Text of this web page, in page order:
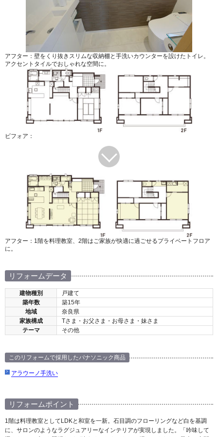
アフター：壁をくり抜きスリムな収納棚と手洗いカウンターを設けたトイレ。
アクセントタイルでおしゃれな空間に。
ビフォア：
アフター：1階を料理教室、2階はご家族が快適に過ごせるプライベートフロア
に。
リフォームデータ
建物種別
戸建て
築年数
築15年
地域
奈良県
家族構成
Tさま・お父さま・お母さま・妹さま
テーマ
その他
このリフォームで採用したパナソニック商品
アラウーノ手洗い
リフォームポイント
1階は料理教室としてLDKと和室を一新。石目調のフローリングなど白を基調
に、サロンのようなラグジュアリーなインテリアが実現しました。「吟味して